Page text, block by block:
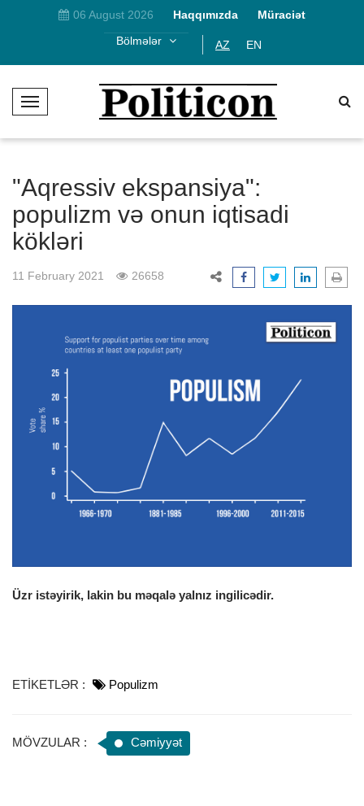
06 August 2026 Haqqımızda
Müraciət
Bölmələr
AZ EN
T
g
l
e
N
a
v
i
"Aqressiv ekspansiya":
populizm və onun iqtisadi
kökləri
11 February 2021 26658
Üzr istəyirik, lakin bu məqalə yalnız ingilicədir.
ETİKETLƏR : Populizm
MÖVZULAR : Cəmiyyət